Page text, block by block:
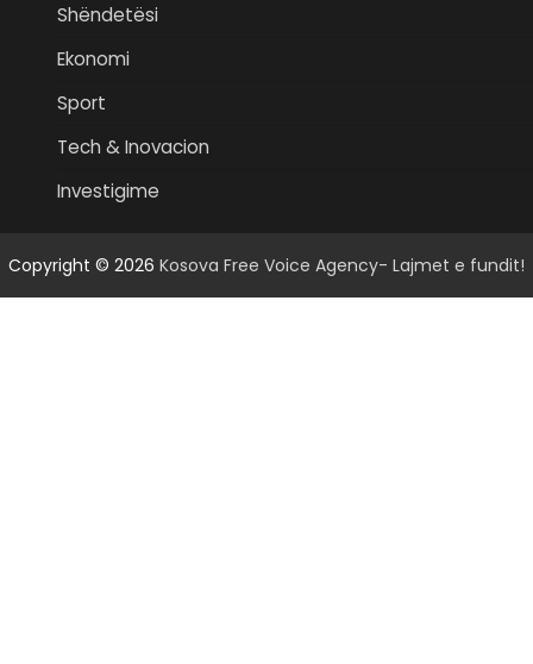
Shëndetësi
Ekonomi
Sport
Tech & Inovacion
Investigime